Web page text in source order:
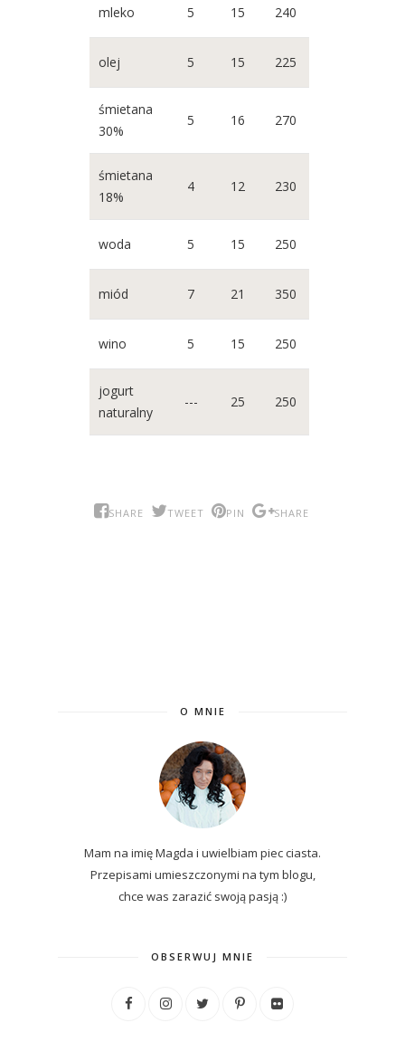
mleko 5 15 240
olej 5 15 225
śmietana
30%
5 16 270
śmietana
18%
4 12 230
woda 5 15 250
miód 7 21 350
wino 5 15 250
jogurt
naturalny
--- 25 250
SHARE TWEET PIN SHARE
O MNIE
Mam na imię Magda i uwielbiam piec ciasta.
Przepisami umieszczonymi na tym blogu,
chce was zarazić swoją pasją :)
OBSERWUJ MNIE